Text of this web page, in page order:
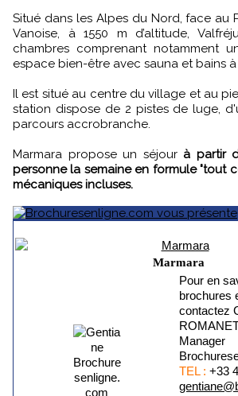
Situé dans les Alpes du Nord, face au Parc National de la
Vanoise, à 1550 m d’altitude,
chambres comprenant notamment
espace bien-être avec sauna et bains à
Il est situé au centre du village et au
station dispose de 2 pistes de luge,
parcours accrobranche.
Marmara propose un séjour à partir
personne la semaine en formule "tout
mécaniques incluses.
Marmara
Pour en
brochures
contactez
Manager
TEL : +33